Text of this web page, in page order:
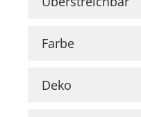
Barbara Home
Elle Decoration
Farbe
Deko